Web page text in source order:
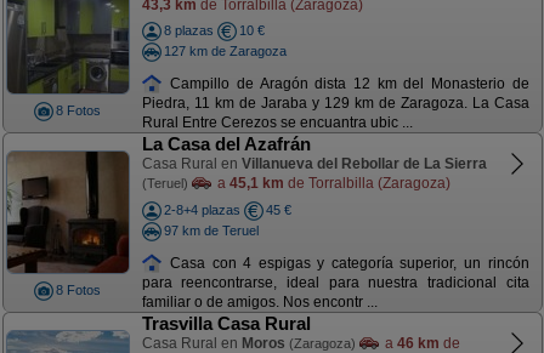
8 Fotos
43,3 km de Torralbilla (Zaragoza)
8 plazas
10 €
127 km de Zaragoza
Campillo de Aragón dista 12 km del Monasterio de
Piedra, 11 km de Jaraba y 129 km de Zaragoza. La Casa
Rural Entre Cerezos se encuantra ubic ...
8 Fotos
La Casa del Azafrán
Casa Rural en Villanueva del Rebollar de La Sierra
(Teruel) a 45,1 km de Torralbilla (Zaragoza)
2-8+4 plazas
45 €
97 km de Teruel
Casa con 4 espigas y categoría superior, un rincón
para reencontrarse, ideal para nuestra tradicional cita
familiar o de amigos. Nos encontr ...
Trasvilla Casa Rural
Casa Rural en Moros (Zaragoza) a 46 km de